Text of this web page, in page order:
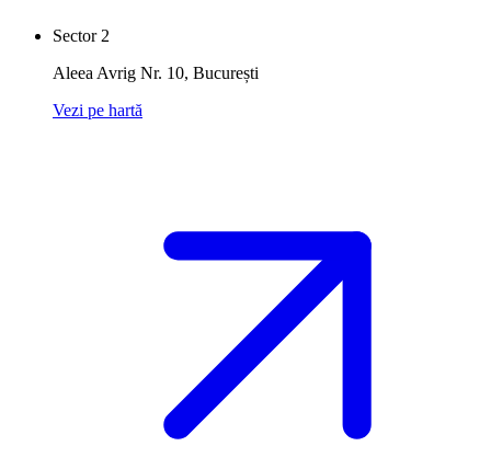
Sector 2
Aleea Avrig Nr. 10, București
Vezi pe hartă